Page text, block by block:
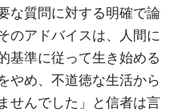
な質問に対する明確で論
のアドバイスは、人間に
基準に従って生き始める
やめ、不道徳な生活から
せんでした」と信者は言